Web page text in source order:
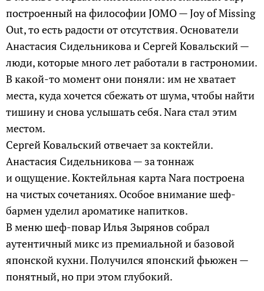
построенный на философии JOMO — Joy of Missing
Out, то есть радости от отсутствия. Основатели
Анастасия Сидельникова и Сергей Ковальский —
люди, которые много лет работали в гастрономии.
В какой-то момент они поняли: им не хватает
места, куда хочется сбежать от шума, чтобы найти
тишину и снова услышать себя. Nara стал этим
местом.
Сергей Ковальский отвечает за коктейли.
Анастасия Сидельникова — за тоннаж
и ощущение. Коктейльная карта Nara построена
на чистых сочетаниях. Особое внимание шеф-
бармен уделил ароматике напитков.
В меню шеф-повар Илья Зырянов собрал
аутентичный микс из премиальной и базовой
японской кухни. Получился японский фьюжен —
понятный, но при этом глубокий.